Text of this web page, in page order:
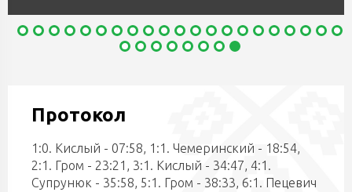
Протокол
1:0. Кислый - 07:58, 1:1. Чемеринский - 18:54,
2:1. Гром - 23:21, 3:1. Кислый - 34:47, 4:1.
Супрунюк - 35:58, 5:1. Гром - 38:33, 6:1. Пецевич